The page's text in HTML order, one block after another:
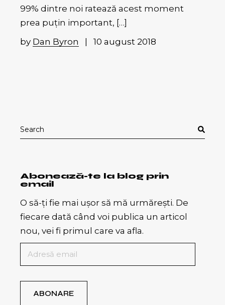
99% dintre noi ratează acest moment
prea puțin important, […]
by Dan Byron 10 august 2018
for:
Abonează-te la blog prin
email
O să-ți fie mai ușor să mă urmărești. De
fiecare dată când voi publica un articol
nou, vei fi primul care va afla.
Adresă
email
ABONARE